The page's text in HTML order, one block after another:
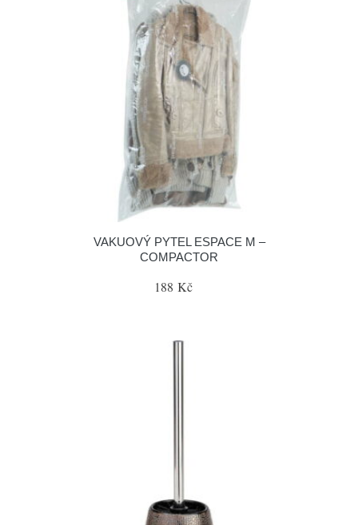
VAKUOVÝ PYTEL ESPACE M –
COMPACTOR
188 Kč